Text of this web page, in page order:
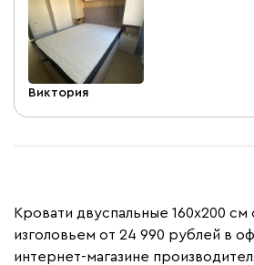
Виктория
Кровати двуспальные 160х200 см
изголовьем от 24 990 рублей в
интернет-магазине